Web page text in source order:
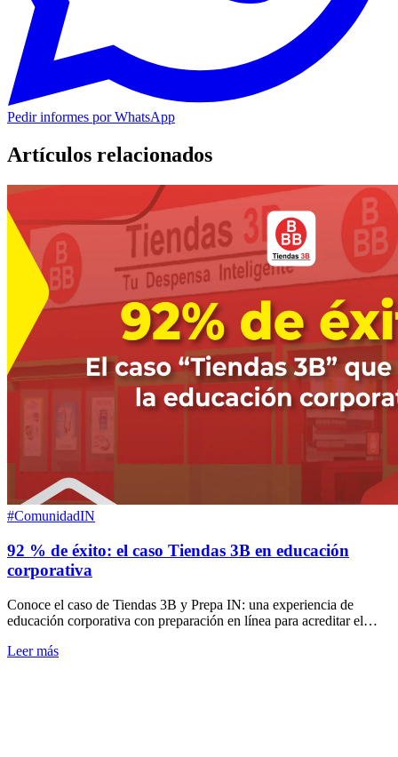
Pedir informes por WhatsApp
Artículos relacionados
#ComunidadIN
92 % de éxito: el caso Tiendas 3B en educación
corporativa
Conoce el caso de Tiendas 3B y Prepa IN: una experiencia de
educación corporativa con preparación en línea para acreditar el
Leer más